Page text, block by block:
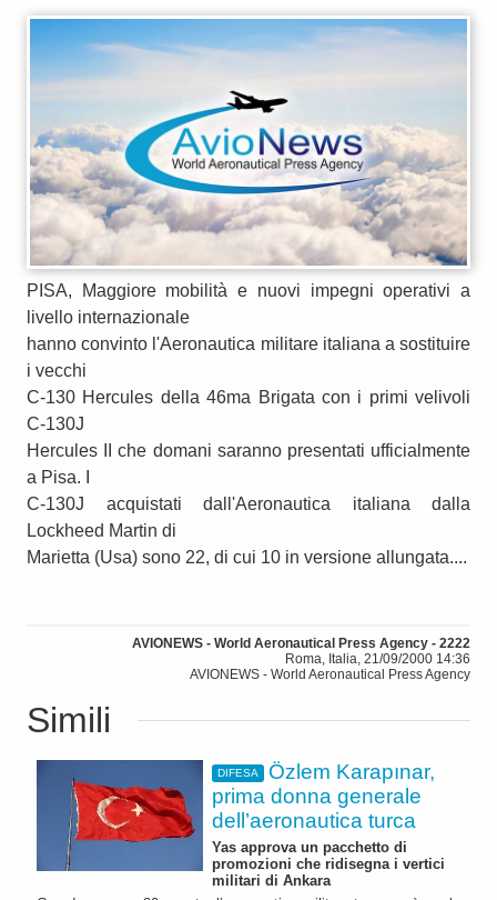
PISA, Maggiore mobilità e nuovi impegni operativi a
livello internazionale
hanno convinto l'Aeronautica militare italiana a sostituire
i vecchi
C-130 Hercules della 46ma Brigata con i primi velivoli
C-130J
Hercules II che domani saranno presentati ufficialmente
a Pisa. I
C-130J acquistati dall'Aeronautica italiana dalla
Lockheed Martin di
Marietta (Usa) sono 22, di cui 10 in versione allungata....
AVIONEWS - World Aeronautical Press Agency - 2222
Roma, Italia, 21/09/2000 14:36
AVIONEWS - World Aeronautical Press Agency
Simili
DIFESA
Özlem Karapınar,
prima donna generale
dell’aeronautica turca
Yas approva un pacchetto di
promozioni che ridisegna i vertici
militari di Ankara